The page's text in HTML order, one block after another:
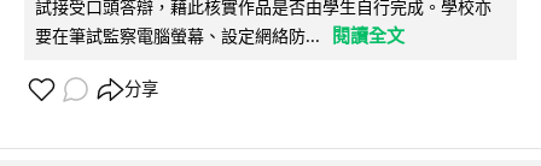
試接受口頭答辯，藉此核實作品是否由學生自行完成。學校亦
要在筆試監察電腦螢幕、設定網絡防...
閱讀全文
分享